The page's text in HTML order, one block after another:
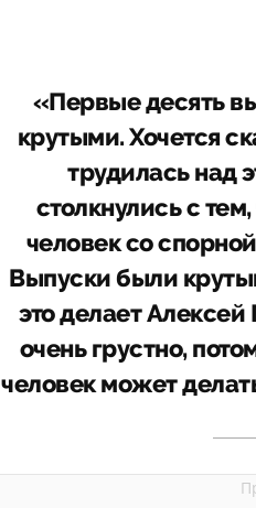
«Первые десять
крутыми. Хочется
трудилась над
столкнулись с
человек со
Выпуски были
это делает
очень грустно,
человек может